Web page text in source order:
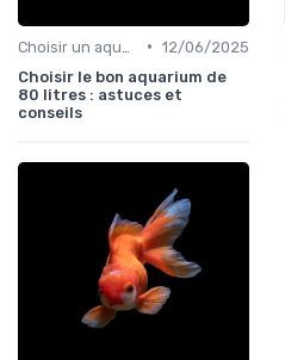
• 12/06/2025
Choisir le bon aquarium de
80 litres : astuces et
conseils